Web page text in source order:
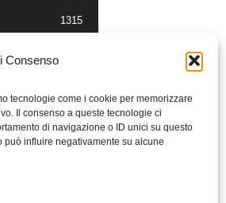
Consenso
tecnologie come i cookie per memorizzare
Il consenso a queste tecnologie ci
di navigazione o ID unici su questo
influire negativamente su alcune
1315